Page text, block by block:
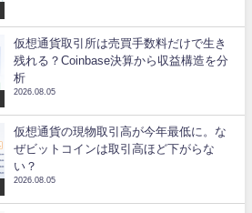
仮想通貨取引所は売買手数料だけで生き
残れる？Coinbase決算から収益構造を分
析
2026.08.05
仮想通貨の現物取引高が今年最低に。な
ぜビットコインは取引高ほど下がらな
い？
2026.08.05